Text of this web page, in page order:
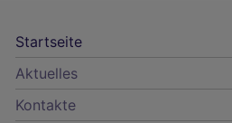
Startseite
Aktuelles
Kontakte